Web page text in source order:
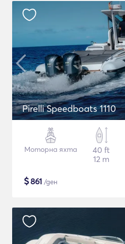
Pirelli Speedboats 1110
Моторна яхта
40 ft
12 m
$861 /ден